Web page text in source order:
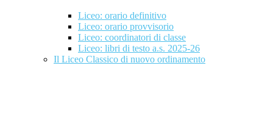
Liceo: orario definitivo
Liceo: orario provvisorio
Liceo: coordinatori di classe
Liceo: libri di testo a.s. 2025-26
Il Liceo Classico di nuovo ordinamento